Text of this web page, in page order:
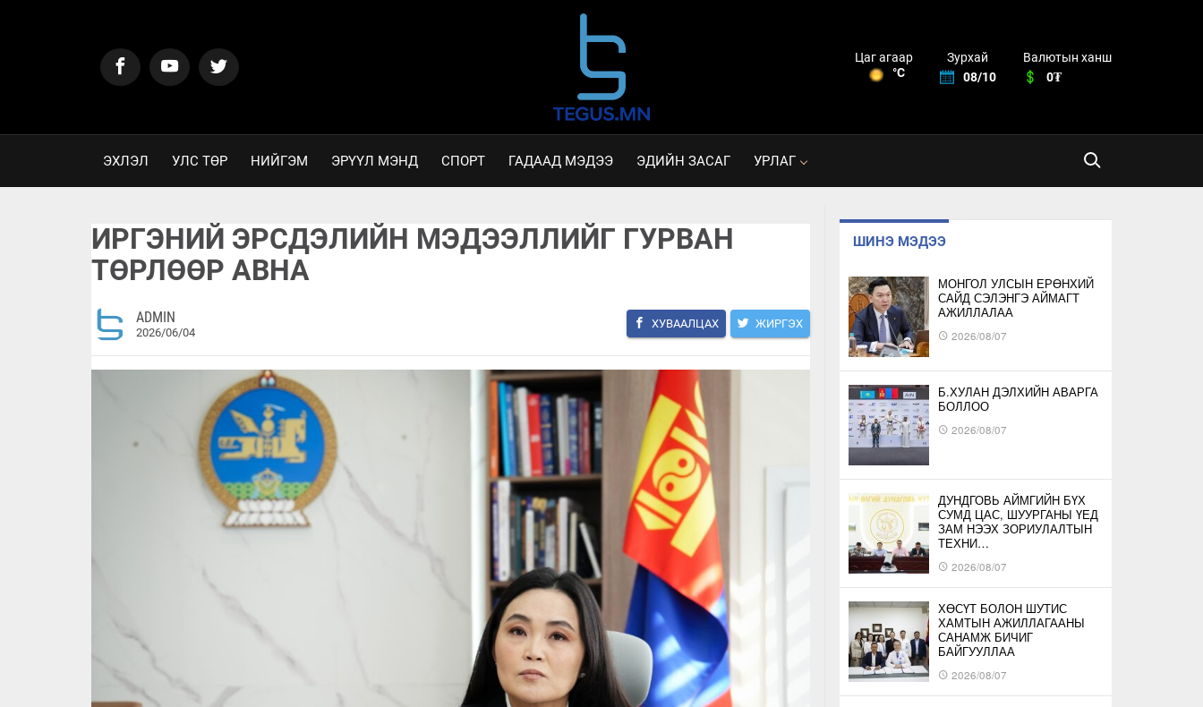
Цаг агаар
°C
Зурхай
08/10
Валютын ханш
0₮
ЭХЛЭЛ УЛС ТӨР НИЙГЭМ ЭРҮҮЛ МЭНД СПОРТ ГАДААД МЭДЭЭ ЭДИЙН ЗАСАГ УРЛАГ
ИРГЭНИЙ ЭРСДЭЛИЙН МЭДЭЭЛЛИЙГ ГУРВАН
ТӨРЛӨӨР АВНА
ADMIN
2026/06/04
ХУВААЛЦАХ ЖИРГЭХ
ШИНЭ МЭДЭЭ
МОНГОЛ УЛСЫН ЕРӨНХИЙ
САЙД СЭЛЭНГЭ АЙМАГТ
АЖИЛЛАЛАА
2026/08/07
Б.ХУЛАН ДЭЛХИЙН АВАРГА
БОЛЛОО
2026/08/07
ДУНДГОВЬ АЙМГИЙН БҮХ
СУМД ЦАС, ШУУРГАНЫ ҮЕД
ЗАМ НЭЭХ ЗОРИУЛАЛТЫН
ТЕХНИ…
2026/08/07
ХӨСҮТ БОЛОН ШУТИС
ХАМТЫН АЖИЛЛАГААНЫ
САНАМЖ БИЧИГ
БАЙГУУЛЛАА
2026/08/07